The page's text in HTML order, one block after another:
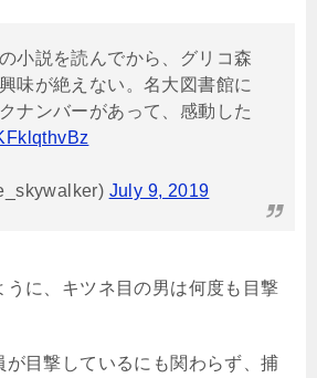
小説を読んでから、グリコ森
味が絶えない。名大図書館に
ナンバーがあって、感動した
July 9, 2019
うに、キツネ目の男は何度も目撃
が目撃しているにも関わらず、捕